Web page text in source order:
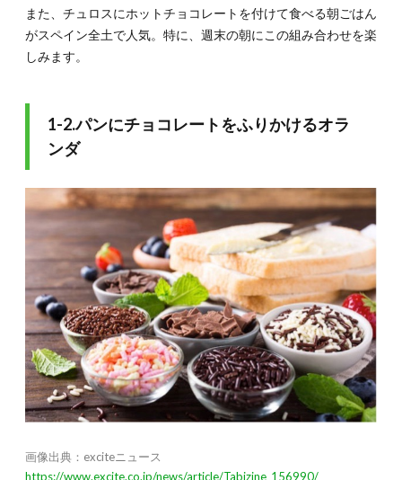
ド
3.2.
3-2.朝
る!?ス
ウェー
デン
3.3.
3-3.ヘ
ルシー
なノル
ウェー
の朝ご
はん
4.
4.中
東の
朝ご
はん
３選
4.1.
ごはん
また、チュロスにホットチョコレートを付けて食べる朝ごはん
がスペイン全土で人気。特に、週末の朝にこの組み合わせを楽
しみます。
1-2.パンにチョコレートをふりかけるオラ
ンダ
画像出典：exciteニュース
https://www.excite.co.jp/news/article/Tabizine_156990/